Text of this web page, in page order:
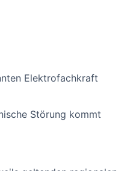
Elektrofachkraft
Störung kommt